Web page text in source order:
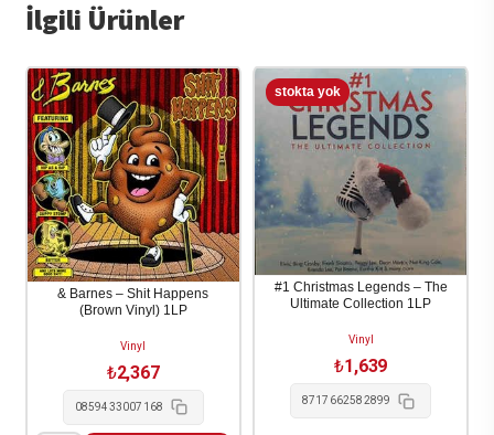
İlgili Ürünler
& Barnes – Shit Happens
(Brown Vinyl) 1LP
Vinyl
₺2,367
0859433007168
#1 Christmas Legends – The
Ultimate Collection 1LP
Vinyl
₺1,639
8717662582899